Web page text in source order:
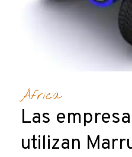
África
Las
utilizan